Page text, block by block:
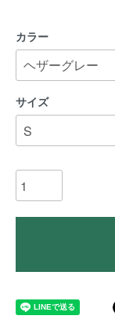
カラー
サイズ